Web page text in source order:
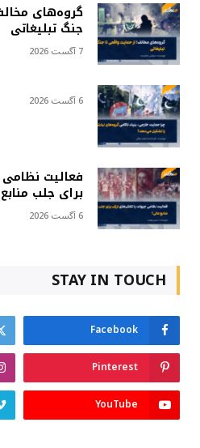
گروه‌های
جنگ تبلیغاتی
7 آگست 2026
6 آگست 2026
فعالیت
برای جلب
6 آگست 2026
STAY IN TOUCH
Facebook
Pinterest
YouTube